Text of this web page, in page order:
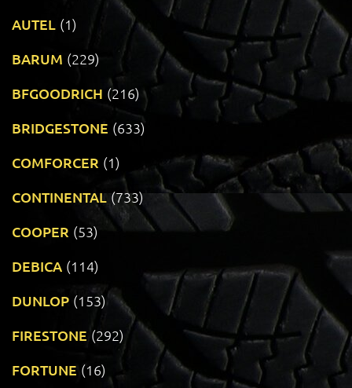
AUTEL (1)
BARUM (229)
BFGOODRICH (216)
BRIDGESTONE (633)
COMFORCER (1)
CONTINENTAL (733)
COOPER (53)
DEBICA (114)
DUNLOP (153)
FIRESTONE (292)
FORTUNE (16)